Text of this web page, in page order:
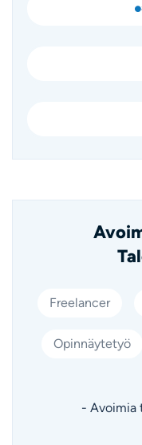
Freelancer
Opinnäytetyö
- Avoimia